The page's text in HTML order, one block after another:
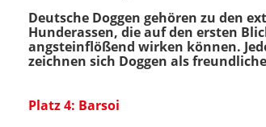
Deutsche Doggen gehören zu den
Hunderassen, die auf den ersten
angsteinflößend wirken können.
zeichnen sich Doggen als
Platz 4: Barsoi